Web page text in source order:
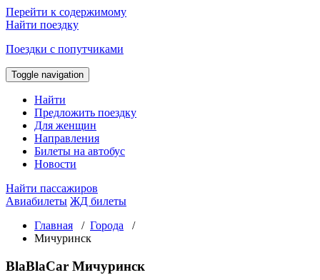
Перейти к содержимому
Найти поездку
Поездки с попутчиками
Toggle navigation
Найти
Предложить поездку
Для женщин
Направления
Билеты на автобус
Новости
Найти пассажиров
Авиабилеты ЖД билеты
Главная / Города /
Мичуринск
BlaBlaCar Мичуринск